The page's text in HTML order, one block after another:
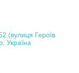
(вулиця Героїв
Україна